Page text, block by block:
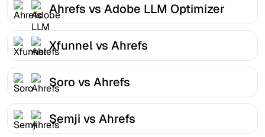
Ahrefs vs Adobe LLM Optimizer
Xfunnel vs Ahrefs
Soro vs Ahrefs
Semji vs Ahrefs